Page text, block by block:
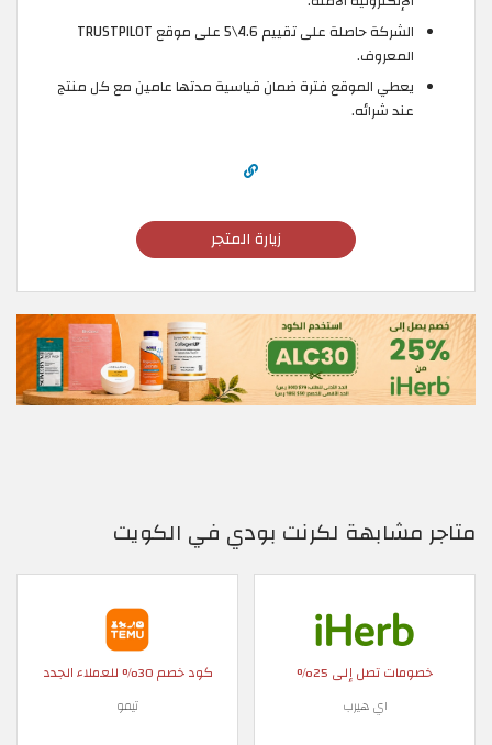
الشركة حاصلة على تقييم 4.6\5 على موقع TRUSTPILOT
المعروف.
يعطي الموقع فترة ضمان قياسية مدتها عامين مع كل منتج
عند شرائه.
زيارة المتجر
متاجر مشابهة لكرنت بودي في الكويت
خصومات تصل إلى 25%
اي هيرب
كود خصم 30% للعملاء الجدد
تيمو